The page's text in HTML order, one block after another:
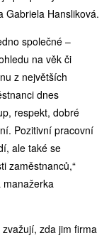
Gabriela Hansliková.
společné –
na věk či
z největších
dnes
respekt, dobré
Pozitivní pracovní
ale také se
zaměstnanců,“
zda jim firma